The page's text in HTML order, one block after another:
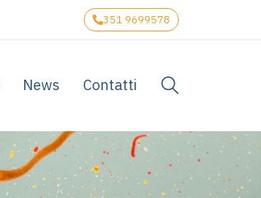
351 9699578
News Contatti